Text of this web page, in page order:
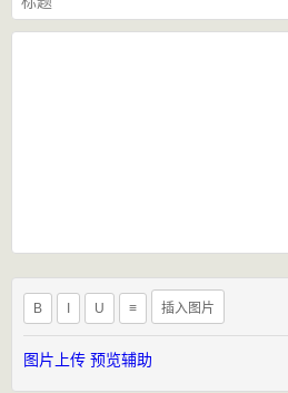
B I U ≡ 插入图片
图片上传 预览辅助